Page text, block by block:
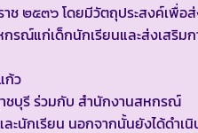
ช ๒๕๓๖ โดยมีวัตถุประสงค์เพื่อ
รณ์แก่เด็กนักเรียนและส่งเสริมก
ก้ว
ชบุรี ร่วมกับ สำนักงานสหกรณ์
ะนักเรียน นอกจากนั้นยังได้ดำเ